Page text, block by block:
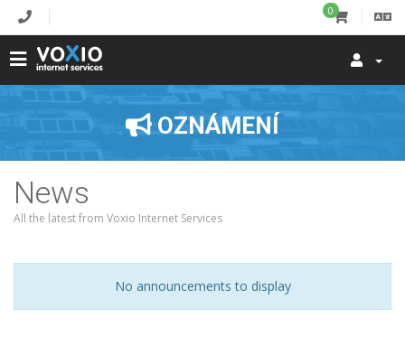
0
OZNÁMENÍ
News
All the latest from Voxio Internet Services
No announcements to display